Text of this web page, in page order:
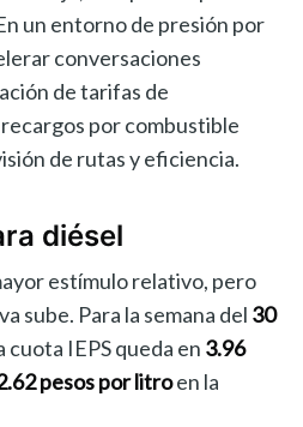
un entorno de presión por
conversaciones
de tarifas de
por combustible
de rutas y eficiencia.
diésel
estímulo relativo, pero
sube. Para la semana del 30
cuota IEPS queda en 3.96
pesos por litroen la